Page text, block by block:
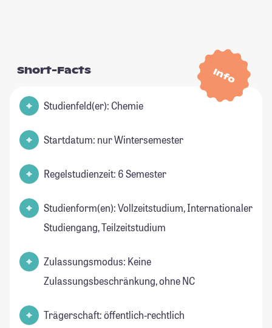
Info
Short-Facts
Studienfeld(er): Chemie
Startdatum: nur Wintersemester
Regelstudienzeit: 6 Semester
Studienform(en): Vollzeitstudium, Internationaler
Studiengang, Teilzeitstudium
Zulassungsmodus: Keine
Zulassungsbeschränkung, ohne NC
Trägerschaft: öffentlich-rechtlich